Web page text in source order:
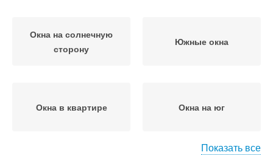
Окна на солнечную
сторону
Южные окна
Окна в квартире Окна на юг
Показать все